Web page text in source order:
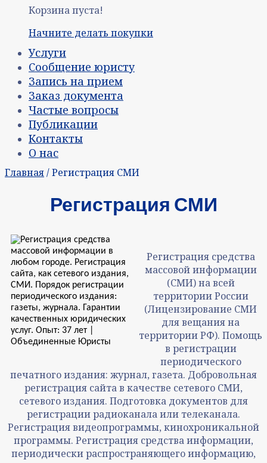
Корзина пуста!
Начните делать покупки
Услуги
Сообщение юристу
Запись на прием
Заказ документа
Частые вопросы
Публикации
Контакты
О нас
Главная/ Регистрация СМИ
Регистрация СМИ
Регистрация средства
массовой информации
(СМИ) на всей
территории России
(Лицензирование СМИ
для вещания на
территории РФ). Помощь
в регистрации
периодического
печатного издания: журнал, газета. Добровольная
регистрация сайта в качестве сетевого СМИ,
сетевого издания. Подготовка документов для
регистрации радиоканала или телеканала.
Регистрация видеопрограммы, кинохроникальной
программы. Регистрация средства информации,
периодически распространяющего информацию,